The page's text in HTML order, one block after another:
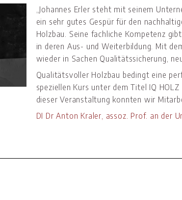
„Johannes Erler steht mit seinem
ein sehr gutes Gespür für den
Holzbau. Seine fachliche Kompetenz
in deren Aus- und Weiterbildung. Mit
wieder in Sachen Qualitätssicherung,
Qualitätsvoller Holzbau bedingt eine
speziellen Kurs unter dem Titel IQ
dieser Veranstaltung konnten wir
DI Dr Anton Kraler, assoz. Prof. an der